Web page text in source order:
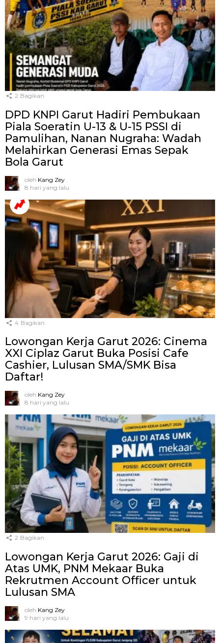
2 Bagikan
DPD KNPI Garut Hadiri Pembukaan
Piala Soeratin U-13 & U-15 PSSI di
Pamulihan, Nanan Nugraha: Wadah
Melahirkan Generasi Emas Sepak
Bola Garut
oleh Kang Zey
8 hari yang lalu
4 Bagikan
Lowongan Kerja Garut 2026: Cinema
XXI Ciplaz Garut Buka Posisi Cafe
Cashier, Lulusan SMA/SMK Bisa
Daftar!
oleh Kang Zey
8 hari yang lalu
2 Bagikan
Lowongan Kerja Garut 2026: Gaji di
Atas UMK, PNM Mekaar Buka
Rekrutmen Account Officer untuk
Lulusan SMA
oleh Kang Zey
9 hari yang lalu